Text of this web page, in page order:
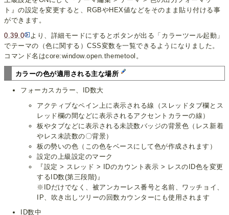
ト』の設定を変更すると、RGBやHEX値などをそのまま貼り付ける事
ができます。
0.39.0
より、詳細モードにするとボタンが出る「カラーツール起動」
でテーマの（色に関する）CSS変数を一覧できるようになりました。
コマンド名はcore:window.open.themetool。
カラーの色が適用される主な場所
フォーカスカラー、ID数大
アクティブなペイン上に表示される線（スレッドタブ欄とス
レッド欄の間などに表示されるアクセントカラーの線）
板やタブなどに表示される未読数バッジの背景色（レス新着
やレス未読数の〇背景）
板の勢いの色（この色をベースにして色が作成されます）
設定の上級設定のマーク
『設定 > スレッド > IDのカウント表示 > レスのID色を変更
するID数(第三段階)』
※IDだけでなく、被アンカーレス番号と名前、ワッチョイ、
IP、吹き出しツリーの回数カウンターにも使用されます
ID数中